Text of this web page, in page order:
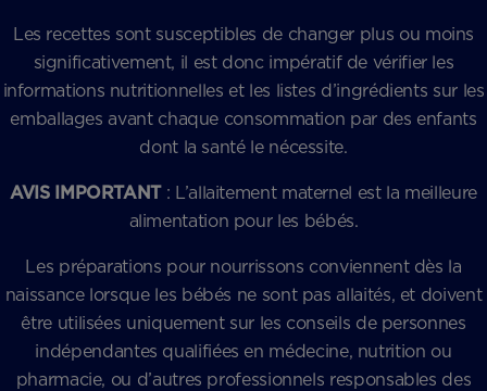
Les recettes sont susceptibles de changer plus ou moins
significativement, il est donc impératif de vérifier les
informations nutritionnelles et les listes d’ingrédients sur les
emballages avant chaque consommation par des enfants
dont la santé le nécessite.
AVIS IMPORTANT : L’allaitement maternel est la meilleure
alimentation pour les bébés.
Les préparations pour nourrissons conviennent dès la
naissance lorsque les bébés ne sont pas allaités, et doivent
être utilisées uniquement sur les conseils de personnes
indépendantes qualifiées en médecine, nutrition ou
pharmacie, ou d’autres professionnels responsables des